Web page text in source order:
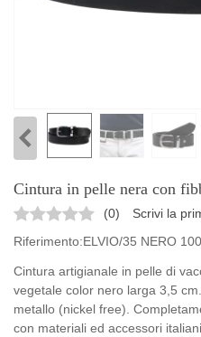
Cintura in pelle nera con
(0)
Scrivi la
Riferimento:ELVIO/35 NERO 100
Cintura artigianale in pelle di
vegetale color nero larga 3,5
metallo (nickel free).
con materiali ed accessori